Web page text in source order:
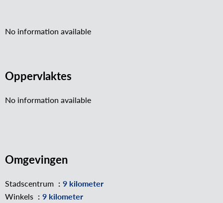
No information available
Oppervlaktes
No information available
Omgevingen
Stadscentrum
9 kilometer
Winkels
9 kilometer